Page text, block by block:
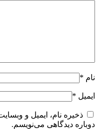
نام *
ایمیل *
ذخیره نام، ایمیل و
دوباره دیدگاهی می‌نویسم.